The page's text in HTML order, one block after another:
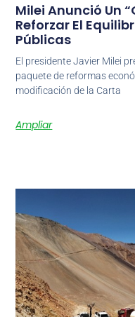
Milei Anunció Un
Reforzar El
Públicas
El presidente Javier Milei
paquete de reformas
modificación de la Carta
Ampliar